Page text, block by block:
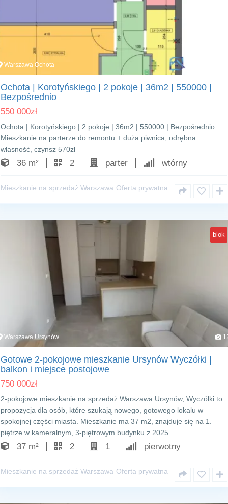
Warszawa Ochota
Ochota | Korotyńskiego | 2 pokoje | 36m2 | 550000 |
Bezpośrednio
550 000zł
Ochota | Korotyńskiego | 2 pokoje | 36m2 | 550000 | Bezpośrednio
Mieszkanie na parterze do remontu + duża piwnica, odrębna
własność, czynsz 570zł
36 m² 2 parter wtórny
Mieszkanie na sprzedaż Warszawa Oferta prywatna
blok
Warszawa Ursynów
Gotowe 2-pokojowe mieszkanie Ursynów Wyczółki |
balkon i miejsce postojowe
750 000zł
2-pokojowe mieszkanie na sprzedaż Warszawa Ursynów, Wyczółki to
propozycja dla osób, które szukają nowego, gotowego lokalu w
spokojnej części miasta. Mieszkanie ma 37 m2, znajduje się na 1.
piętrze w kameralnym, 3-piętrowym budynku z 2025…
37 m² 2 1 pierwotny
Mieszkanie na sprzedaż Warszawa Oferta prywatna